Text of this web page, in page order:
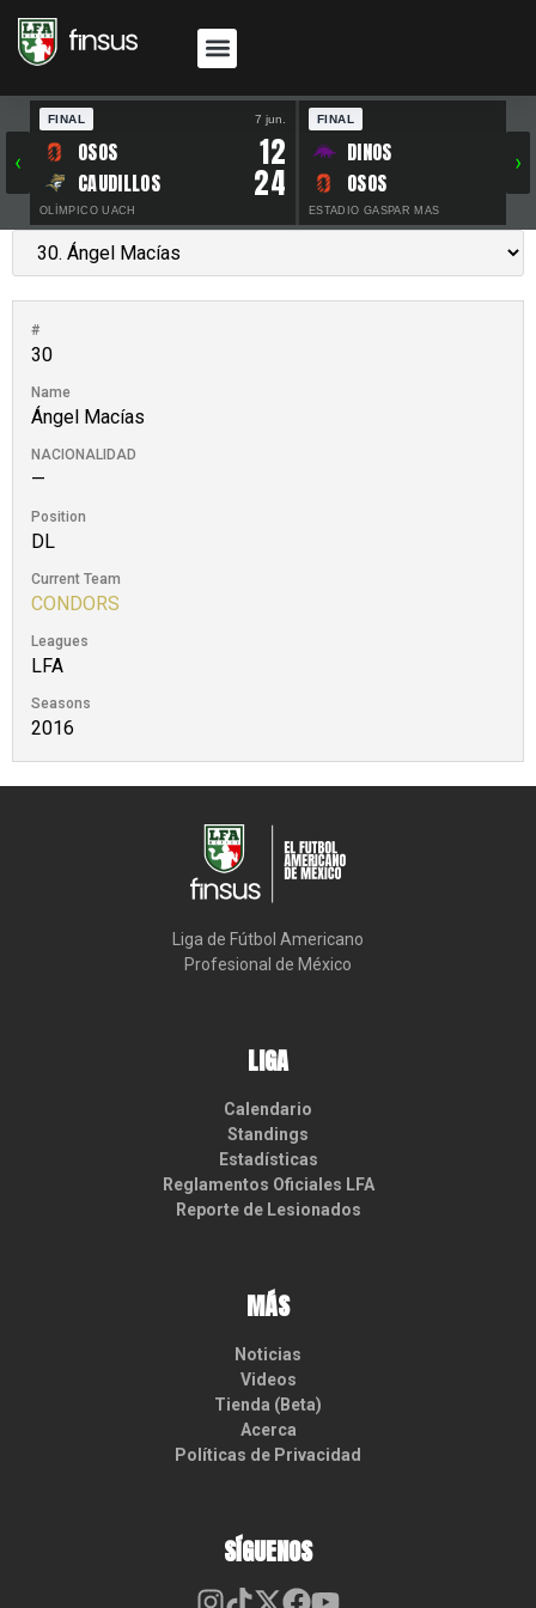
‹
FINAL 7 jun.
OSOS 12
CAUDILLOS 24
OLÍMPICO UACH
FINAL
DINOS
OSOS
ESTADIO GASPAR MAS
›
#
30
Name
Ángel Macías
NACIONALIDAD
—
Position
DL
Current Team
CONDORS
Leagues
LFA
Seasons
2016
Liga de Fútbol Americano
Profesional de México
LIGA
Calendario
Standings
Estadísticas
Reglamentos Oficiales LFA
Reporte de Lesionados
MÁS
Noticias
Videos
Tienda (Beta)
Acerca
Políticas de Privacidad
SÍGUENOS